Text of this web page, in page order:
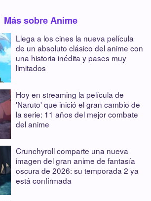
Más sobre Anime
Llega a los cines la nueva película
de un absoluto clásico del anime con
una historia inédita y pases muy
limitados
Hoy en streaming la película de
'Naruto' que inició el gran cambio de
la serie: 11 años del mejor combate
del anime
Crunchyroll comparte una nueva
imagen del gran anime de fantasía
oscura de 2026: su temporada 2 ya
está confirmada